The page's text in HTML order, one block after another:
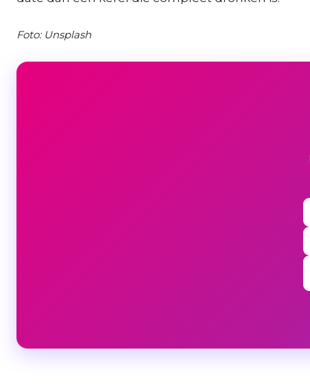
Foto: Unsplash